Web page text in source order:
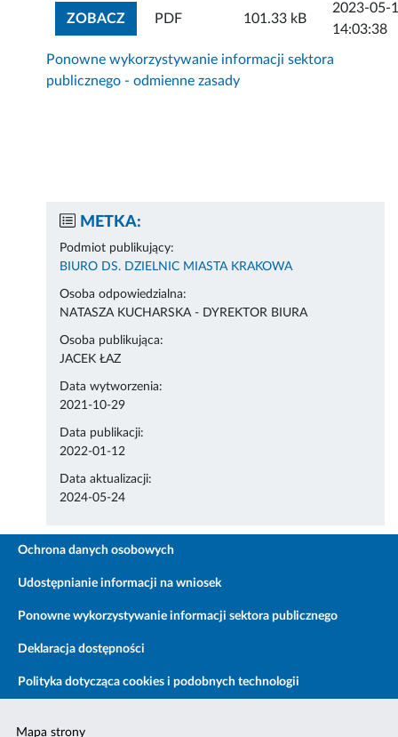
ZOBACZZOBACZ ZAŁĄCZNIK
PDF 101.33 kB
2023-05-
14:03:38
Ponowne wykorzystywanie informacji sektora
publicznego - odmienne zasady
METKA:
Podmiot publikujący:
BIURO DS. DZIELNIC MIASTA KRAKOWA
Osoba odpowiedzialna:
NATASZA KUCHARSKA - DYREKTOR BIURA
Osoba publikująca:
JACEK ŁAZ
Data wytworzenia:
2021-10-29
Data publikacji:
2022-01-12
Data aktualizacji:
2024-05-24
Ochrona danych osobowych
Udostępnianie informacji na wniosek
Ponowne wykorzystywanie informacji sektora publicznego
Deklaracja dostępności
Polityka dotycząca cookies i podobnych technologii
Mapa strony